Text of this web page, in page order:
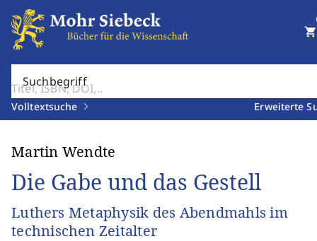
Suchbegriff
Volltextsuche Erweiterte
shopping_cart
Martin Wendte
Die Gabe und das Gestell
Luthers Metaphysik des Abendmahls im
technischen Zeitalter